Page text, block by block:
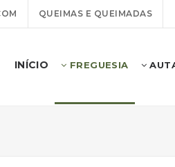
QUEIMAS E QUEIMADAS
INÍCIO FREGUESIA